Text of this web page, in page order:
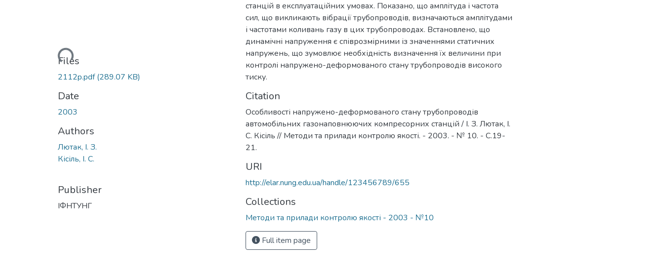
Loading...
Files
2112p.pdf(289.07 KB)
Date
2003
Authors
Лютак, І. З.
Кісіль, І. С.
Publisher
ІФНТУНГ
станцій в експлуатаційних умовах. Показано, що амплітуда і частота
сил, що викликають вібрації трубопроводів, визначаються амплітудами
і частотами коливань газу в цих трубопроводах. Встановлено, що
динамічні напруження є співрозмірними із значеннями статичних
напружень, що зумовлює необхідність визначення їх величини при
контролі напружено-деформованого стану трубопроводів високого
тиску.
Citation
Особливості напружено-деформованого стану трубопроводів
автомобільних газонаповнюючих компресорних станцій / І. З. Лютак, І.
С. Кісіль // Методи та прилади контролю якості. - 2003. - № 10. - С.19-
21.
URI
http://elar.nung.edu.ua/handle/123456789/655
Collections
Методи та прилади контролю якості - 2003 - №10
Full item page